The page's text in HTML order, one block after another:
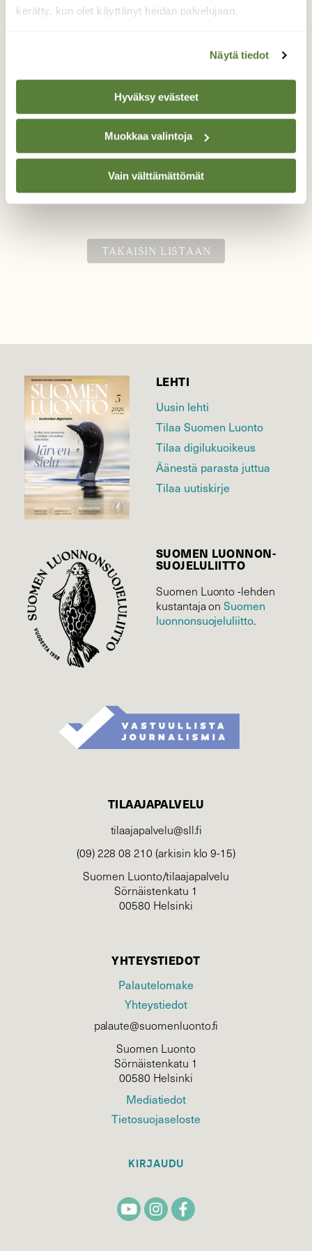
kerätty, kun olet käyttänyt heidän palvelujaan.
Näytä tiedot
Hyväksy evästeet
Muokkaa valintoja
Vain välttämättömät
Paluu lakeudelle
Menin seuraamaan laulujoutsenten paluuta
Lapuan Alajoelle. Auringonlaskun sävyt
loivat kauniin taustan upealle
kansallislinnullemme.
Valokuvaaja: Jukka Risikko, Lapua 14.3.2020
TAKAISIN LISTAAN
LEHTI
Uusin lehti
Tilaa Suomen Luonto
Tilaa digilukuoikeus
Äänestä parasta juttua
Tilaa uutiskirje
SUOMEN LUONNON­
SUOJELU­LIITTO
Suomen Luonto -lehden
kustantaja onSuomen
luonnonsuojelu­liitto.
TILAAJAPALVELU
tilaajapalvelu@sll.fi
(09) 228 08 210 (arkisin klo 9-15)
Suomen Luonto/tilaajapalvelu
Sörnäistenkatu 1
00580 Helsinki
YHTEYSTIEDOT
Palautelomake
Yhteystiedot
palaute@suomenluonto.fi
Suomen Luonto
Sörnäistenkatu 1
00580 Helsinki
Mediatiedot
Tietosuojaseloste
KIRJAUDU